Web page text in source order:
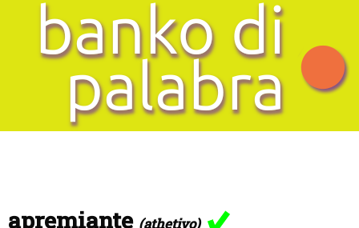
apremiante (athetivo)